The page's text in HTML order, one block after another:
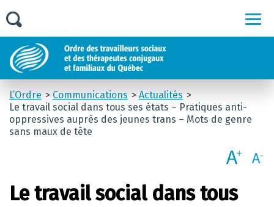
L’Ordre Communications
Actualités
Le travail social dans tous ses états – Pratiques anti-
oppressives auprès des jeunes trans – Mots de genre
sans maux de tête
Le travail social dans tous